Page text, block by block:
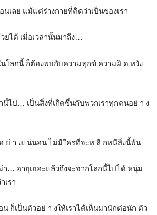
เลย แม้แต่ร่างกายที่คิดว่าเป็นของเรา
ยได้ เมื่อเวลานั้นมาถึง…
โลกนี้ ก็ต้องพบกับความทุกข์ ความผิ ด หวัง
นี้ไป… เป็นสิ่งที่เกิดขึ้นกับพวกเราทุกคนอย่ า ง
ย่ า งแน่นอน ไม่มีใครที่จะห ลี กหนีสิ่งนี้พ้น
… อายุเยอะแล้วถึงจะจากโลกนี้ไปได้ หนุ่ม
เรา
ก็เป็นตัวอย่ า งให้เราได้เห็นมานักต่อนัก ตัว